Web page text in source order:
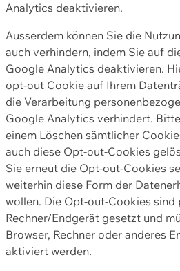
Analytics deaktivieren.
Ausserdem können Sie die
auch verhindern, indem Sie auf
Google Analytics deaktivieren.
opt-out Cookie auf Ihrem
die Verarbeitung
Google Analytics verhindert.
einem Löschen sämtlicher
auch diese Opt-out-Cookies
Sie erneut die Opt-out-Cookies
weiterhin diese Form der
wollen. Die Opt-out-Cookies sind
Rechner/Endgerät gesetzt und
Browser, Rechner oder anderes
aktiviert werden.